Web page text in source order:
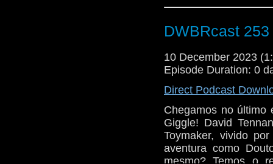
review da HQ sem
Dá o play e vem com
DWBRcast
10 December 2023
Episode Duration: 0
Direct Podcast
Chegamos no último
Giggle! David
Toymaker, vivido
aventura como
mesmo? Temos o